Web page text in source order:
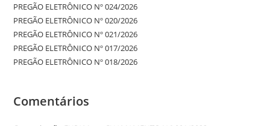
PREGÃO ELETRÔNICO Nº 024/2026
PREGÃO ELETRÔNICO Nº 020/2026
PREGÃO ELETRÔNICO Nº 021/2026
PREGÃO ELETRÔNICO Nº 017/2026
PREGÃO ELETRÔNICO Nº 018/2026
Comentários